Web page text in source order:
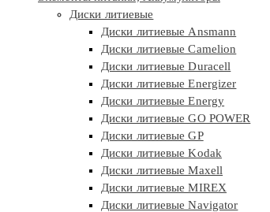
Диски литиевые
Диски литиевые Ansmann
Диски литиевые Camelion
Диски литиевые Duracell
Диски литиевые Energizer
Диски литиевые Energy
Диски литиевые GO POWER
Диски литиевые GP
Диски литиевые Kodak
Диски литиевые Maxell
Диски литиевые MIREX
Диски литиевые Navigator